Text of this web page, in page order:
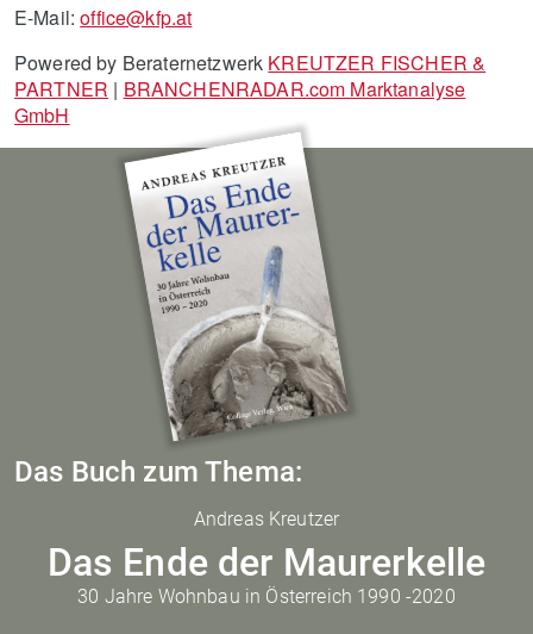
E-Mail:office@kfp.at
Powered by Beraternetzwerk KREUTZER FISCHER &
PARTNER | BRANCHENRADAR.com Marktanalyse
GmbH
Das Buch zum Thema:
Andreas Kreutzer
Das Ende der Maurerkelle
30 Jahre Wohnbau in Österreich 1990 -2020